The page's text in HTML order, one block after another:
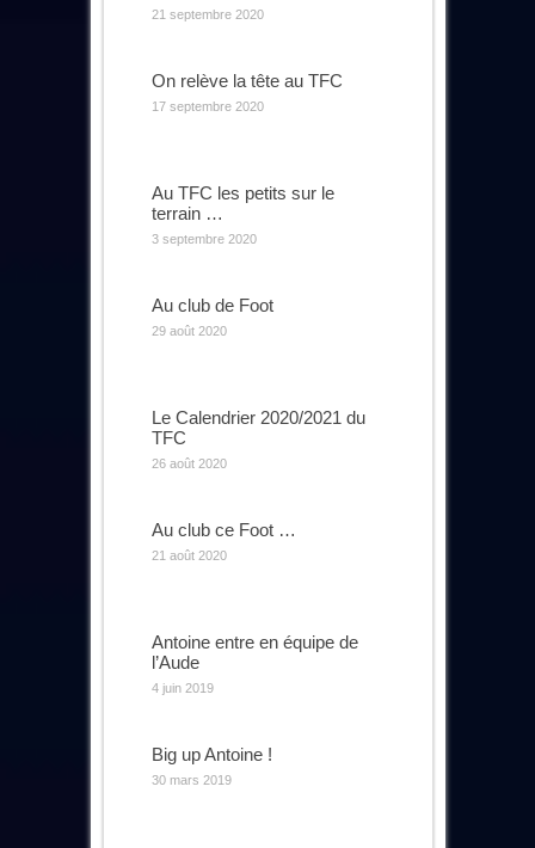
21 septembre 2020
On relève la tête au TFC
17 septembre 2020
Au TFC les petits sur le
terrain …
3 septembre 2020
Au club de Foot
29 août 2020
Le Calendrier 2020/2021 du
TFC
26 août 2020
Au club ce Foot …
21 août 2020
Antoine entre en équipe de
l’Aude
4 juin 2019
Big up Antoine !
30 mars 2019